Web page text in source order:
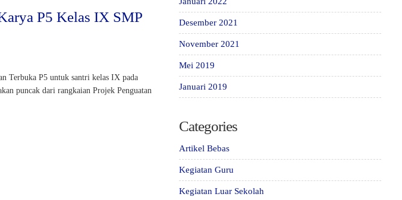
P5 Kelas IX SMP
Terbuka P5 untuk santri kelas IX pada
puncak dari rangkaian Projek Penguatan
Desember 2021
November 2021
Mei 2019
Januari 2019
Categories
Artikel Bebas
Kegiatan Guru
Kegiatan Luar Sekolah